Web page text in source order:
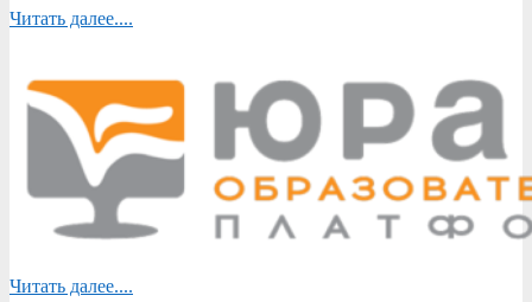
Читать далее....
Читать далее....